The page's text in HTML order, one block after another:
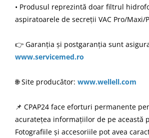
• Produsul reprezintă doar filtrul
aspiratoarele de secreții VAC Pro/Maxi/
👉 Garanția și postgaranția sunt
www.servicemed.ro
🌐 Site producător: www.wellell.com
📌 CPAP24 face eforturi permanente
acuratețea informațiilor de pe această
Fotografiile și accesoriile pot avea